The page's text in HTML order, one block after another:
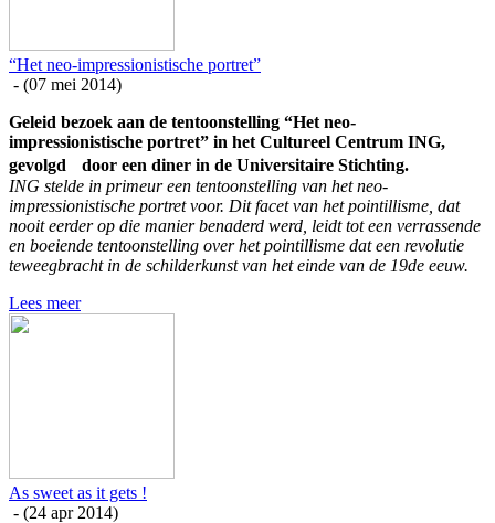
“Het neo-impressionistische portret”
- (07 mei 2014)
Geleid bezoek aan de tentoonstelling “Het neo-
impressionistische portret” in het Cultureel Centrum ING,
gevolgd door een diner in de Universitaire Stichting.
ING stelde in primeur een tentoonstelling van het neo-
impressionistische portret voor. Dit facet van het pointillisme, dat
nooit eerder op die manier benaderd werd, leidt tot een verrassende
en boeiende tentoonstelling over het pointillisme dat een revolutie
teweegbracht in de schilderkunst van het einde van de 19de eeuw.
Lees meer
As sweet as it gets !
- (24 apr 2014)